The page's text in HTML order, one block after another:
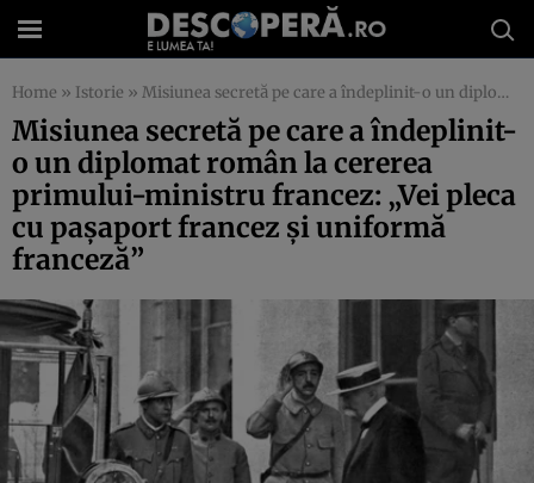
Home » Istorie » Misiunea secretă pe care a îndeplinit-o un diplomat român la cererea primului-ministru francez: „Vei pleca cu pașaport francez şi uniformă franceză”
Misiunea secretă pe care a îndeplinit-
o un diplomat român la cererea
primului-ministru francez: „Vei pleca
cu pașaport francez şi uniformă
franceză”